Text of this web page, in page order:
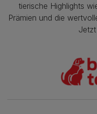
tierische Highlights
Prämien und die